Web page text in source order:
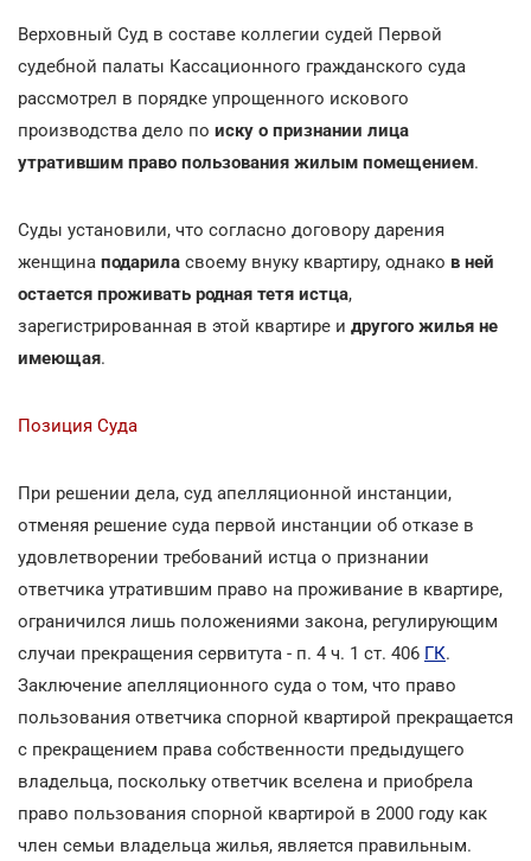
Верховный Суд в составе коллегии судей Первой
судебной палаты Кассационного гражданского суда
рассмотрел в порядке упрощенного искового
производства дело по иску о признании лица
утратившим право пользования жилым помещением.
Суды установили, что согласно договору дарения
женщина подарила своему внуку квартиру, однако в ней
остается проживать родная тетя истца,
зарегистрированная в этой квартире и другого жилья не
имеющая.
Позиция Суда
При решении дела, суд апелляционной инстанции,
отменяя решение суда первой инстанции об отказе в
удовлетворении требований истца о признании
ответчика утратившим право на проживание в квартире,
ограничился лишь положениями закона, регулирующим
случаи прекращения сервитута - п. 4 ч. 1 ст. 406 ГК.
Заключение апелляционного суда о том, что право
пользования ответчика спорной квартирой прекращается
с прекращением права собственности предыдущего
владельца, поскольку ответчик вселена и приобрела
право пользования спорной квартирой в 2000 году как
член семьи владельца жилья, является правильным.